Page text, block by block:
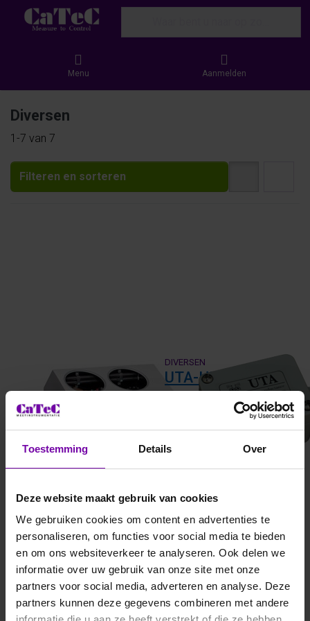
Toestemming Details Over
Deze website maakt gebruik van cookies
We gebruiken cookies om content en advertenties te
personaliseren, om functies voor social media te bieden
en om ons websiteverkeer te analyseren. Ook delen we
informatie over uw gebruik van onze site met onze
partners voor social media, adverteren en analyse. Deze
partners kunnen deze gegevens combineren met andere
Menu Aanmelden
Diversen
Search results:
1-7 van 7
Filteren en sorteren
Cloud Ceilometer
DIVERSEN
UTA-HT
DIVERSEN
UTA-HT
DIVERSEN
UCLC-HT